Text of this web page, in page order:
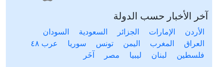
آخر الأخبار حسب الدولة
الأردن الإمارات الجزائر السعودية
السودان
العراق
المغرب اليمن تونس سوريا
عرب ٤٨
فلسطين
لبنان ليبيا مصر آخَر